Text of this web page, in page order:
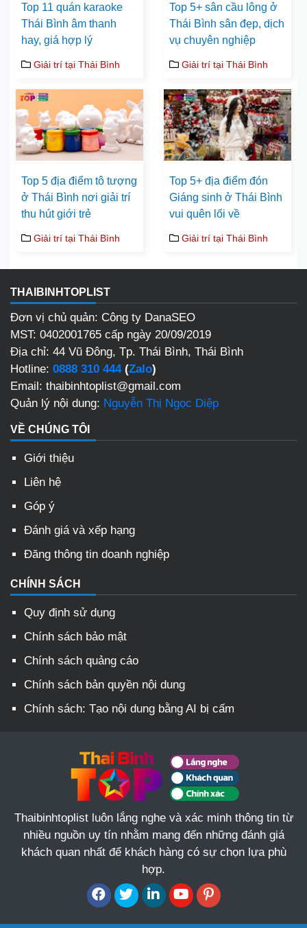
Top 11 quán karaoke
Thái Bình âm thanh
hay, giá hợp lý
Giải trí tại Thái Bình
Top 5+ sân cầu lông ở
Thái Bình sân đẹp, dịch
vụ chuyên nghiệp
Giải trí tại Thái Bình
Top 5 địa điểm tô tượng
ở Thái Bình nơi giải trí
thu hút giới trẻ
Giải trí tại Thái Bình
Top 5+ địa điểm đón
Giáng sinh ở Thái Bình
vui quên lối về
Giải trí tại Thái Bình
THAIBINHTOPLIST
Đơn vị chủ quản: Công ty DanaSEO
MST: 0402001765 cấp ngày 20/09/2019
Địa chỉ: 44 Vũ Đông, Tp. Thái Bình, Thái Bình
Hotline: 0888 310 444(Zalo)
Email: thaibinhtoplist@gmail.com
Quản lý nội dung: Nguyễn Thị Ngọc Diệp
VỀ CHÚNG TÔI
Giới thiệu
Liên hệ
Góp ý
Đánh giá và xếp hạng
Đăng thông tin doanh nghiệp
CHÍNH SÁCH
Quy định sử dụng
Chính sách bảo mật
Chính sách quảng cáo
Chính sách bản quyền nội dung
Chính sách: Tạo nội dung bằng AI bị cấm
Thaibinhtoplist luôn lắng nghe và xác minh thông tin từ
nhiều nguồn uy tín nhằm mang đến những đánh giá
khách quan nhất để khách hàng có sự chọn lựa phù
hợp.